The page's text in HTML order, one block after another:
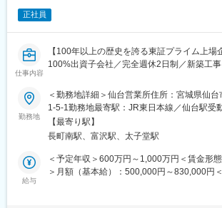
・経営者への課題ヒアリング/譲渡先企業の
※事務処理やデータ入力、郵送業務、リスト
当するため営業に専念可能です
■組織構成
仙台支店：7名(支店長1名、シニアアソシエ
ト3名 事務1名)
(社内平均年齢34歳)
■仕事の魅力
◎成果が年収に直結
正社員
仕事内容
【100年以上の歴史を誇る東証プライム上場
100%出資子会社／完全週休2日制／新築工事
■業務内容：
衛生空調設備工事の工事全体の「安全・品
の管理をお任せします。
◇詳細
・施工図面の作成
・予算管理(必要経費の計算/実費の把握)
・職人の手配
・現場巡視による工事品質の管理
勤務地
＜勤務地詳細＞仙台営業所住所：宮城県仙
1-5-1勤務地最寄駅：JR東日本線／仙台駅受
禁煙変更の範囲：会社の定める事業所
【最寄り駅】
長町南駅、富沢駅、太子堂駅
給与
＜予定年収＞600万円～1,000万円＜賃金形
＞月額（基本給）：500,000円～830,000円